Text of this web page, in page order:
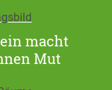
macht
Mut